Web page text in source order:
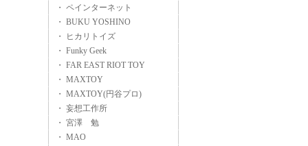
・ ペインターネット
・ BUKU YOSHINO
・ ヒカリトイズ
・ Funky Geek
・ FAR EAST RIOT TOY
・ MAXTOY
・ MAXTOY(円谷プロ)
・ 妄想工作所
・ 宮澤 勉
・ MAO